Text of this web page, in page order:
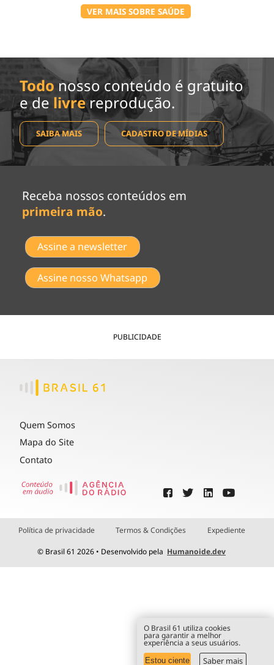
VER MAIS SOBRE SAÚDE
Todo nosso conteúdo é gratuito
e de livrereprodução.
SAIBA MAIS CADASTRO DE MÍDIAS
Receba nossos conteúdos em
primeira mão.
Assine a newsletter
Assine nosso Whatsapp
PUBLICIDADE
Quem Somos
Mapa do Site
Contato
Política de privacidade Termos & Condições Expediente
© Brasil 61 2026 • Desenvolvido pela Humanoide.dev
O Brasil 61 utiliza cookies
para garantir a melhor
experiência a seus usuários.
Estou ciente Saber mais